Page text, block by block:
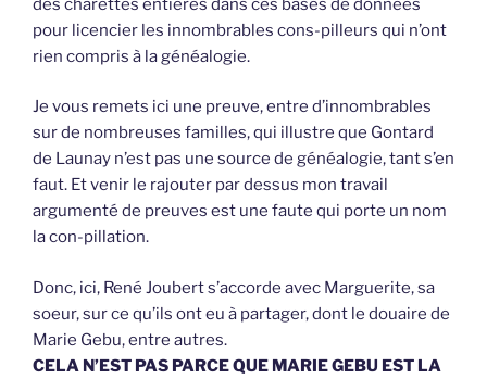
des charettes entières dans ces bases de données
pour licencier les innombrables cons-pilleurs qui n’ont
rien compris à la généalogie.
Je vous remets ici une preuve, entre d’innombrables
sur de nombreuses familles, qui illustre que Gontard
de Launay n’est pas une source de généalogie, tant s’en
faut. Et venir le rajouter par dessus mon travail
argumenté de preuves est une faute qui porte un nom
la con-pillation.
Donc, ici, René Joubert s’accorde avec Marguerite, sa
soeur, sur ce qu’ils ont eu à partager, dont le douaire de
Marie Gebu, entre autres.
CELA N’EST PAS PARCE QUE MARIE GEBU EST LA